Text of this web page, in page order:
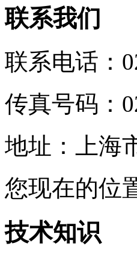
联系我们
联系电话：
传真号码：
地址：上海
您现在的位
技术知识